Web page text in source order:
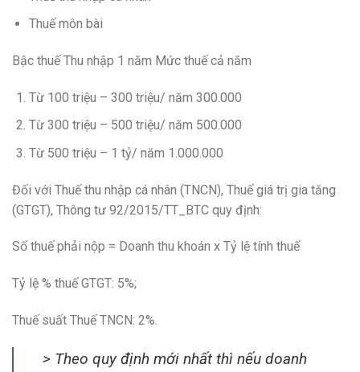
Thuế môn bài
Bậc thuế Thu nhập 1 năm Mức thuế cả năm
Từ 100 triệu – 300 triệu/ năm 300.000
Từ 300 triệu – 500 triệu/ năm 500.000
Từ 500 triệu – 1 tỷ/ năm 1.000.000
Đối với Thuế thu nhập cá nhân (TNCN), Thuế giá trị gia tăng
(GTGT), Thông tư 92/2015/TT_BTC quy định:
Số thuế phải nộp = Doanh thu khoán x Tỷ lệ tính thuế
Tỷ lệ % thuế GTGT: 5%;
Thuế suất Thuế TNCN: 2%.
> Theo quy định mới nhất thì nếu doanh